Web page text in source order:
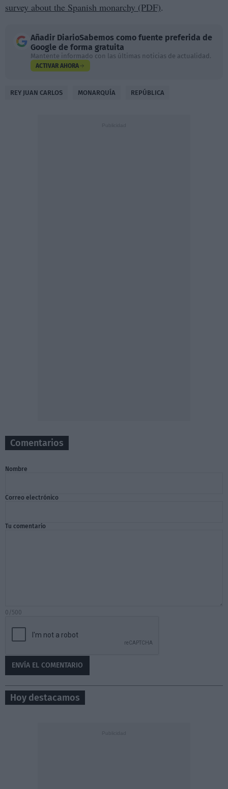
survey about the Spanish monarchy (PDF).
Añadir DiarioSabemos como fuente preferida de
Google de forma gratuita
Mantente informado con las últimas noticias de actualidad.
ACTIVAR AHORA
REY JUAN CARLOS MONARQUÍA REPÚBLICA
Comentarios
Nombre
Correo electrónico
Tu comentario
0/500
Hoy destacamos